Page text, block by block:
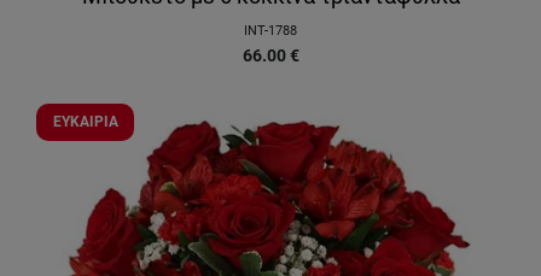
INT-1788
66.00 €
ΕΥΚΑΙΡΙΑ